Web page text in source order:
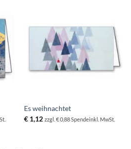
Es weihnachtet
€1,12 zzgl. € 0,88 Spendeinkl. MwSt.